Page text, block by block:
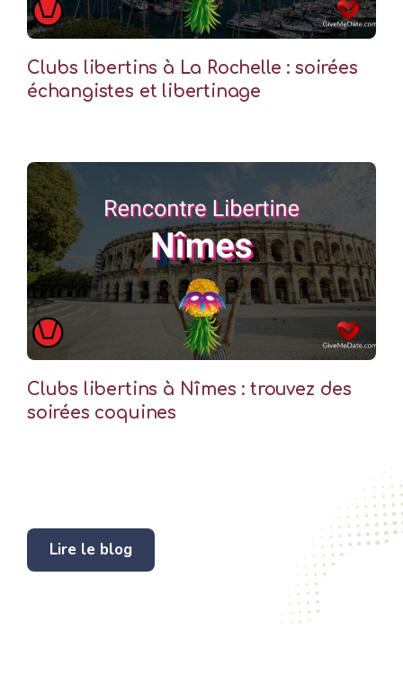
Clubs libertins à La Rochelle : soirées
échangistes et libertinage
Clubs libertins à Nîmes : trouvez des
soirées coquines
Lire le blog